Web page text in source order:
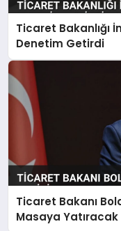
Ticaret Bakanlığı
Denetim Getirdi
Ticaret Bakanı
Masaya Yatıracak